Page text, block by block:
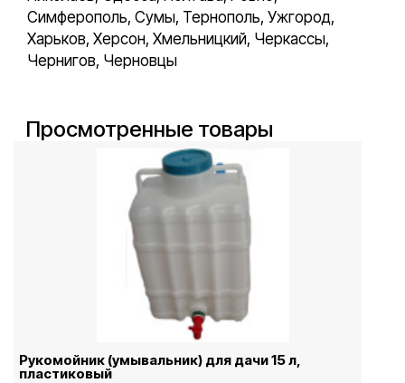
Симферополь, Сумы, Тернополь, Ужгород,
Харьков, Херсон, Хмельницкий, Черкассы,
Чернигов, Черновцы
Просмотренные товары
Рукомойник (умывальник) для дачи 15 л,
пластиковый